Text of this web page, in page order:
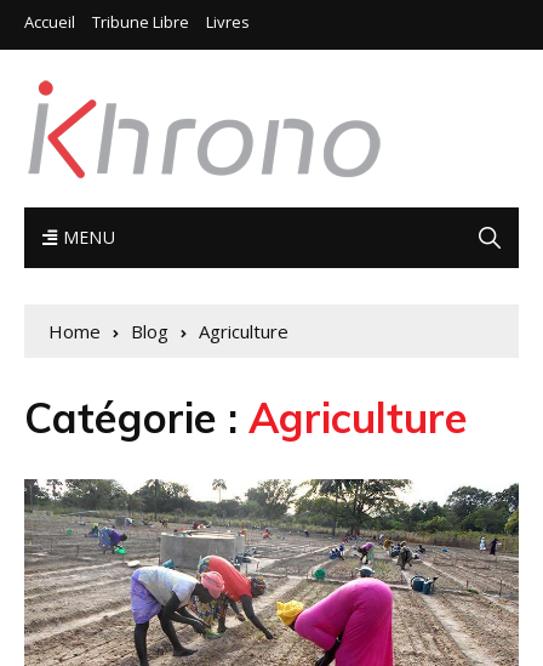
Accueil Tribune Libre Livres
MENU
Home Blog Agriculture
Catégorie : Agriculture